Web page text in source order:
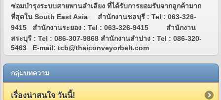
ซ่อมบำรุงระบบสายพานลำเลียง ที่ได้รับการยอมรับจากลูกค้ามาก
ที่สุดใน South East Asia สำนักงานชลบุรี : Tel : 063-326-
9415 สำนักงานระยอง : Tel : 063-326-9415 สำนักงาน
สระบุรี : Tel : 086-307-9868 สำนักงานลำปาง : Tel : 086-320-
5463 E-mail: tcb@thaiconveyorbelt.com
กลุ่มบทความ
เรื่องน่าสนใจ วันนี้!